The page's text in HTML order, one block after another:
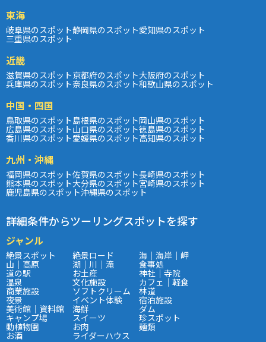
東海
岐阜県のスポット静岡県のスポット愛知県のスポット
三重県のスポット
近畿
滋賀県のスポット京都府のスポット大阪府のスポット
兵庫県のスポット奈良県のスポット和歌山県のスポット
中国・四国
鳥取県のスポット島根県のスポット岡山県のスポット
広島県のスポット山口県のスポット徳島県のスポット
香川県のスポット愛媛県のスポット高知県のスポット
九州・沖縄
福岡県のスポット佐賀県のスポット長崎県のスポット
熊本県のスポット大分県のスポット宮崎県のスポット
鹿児島県のスポット沖縄県のスポット
詳細条件からツーリングスポットを探す
ジャンル
絶景スポット 絶景ロード 海｜海岸｜岬
山｜高原 湖｜川｜滝 食事処
道の駅 お土産 神社｜寺院
温泉 文化施設 カフェ｜軽食
商業施設 ソフトクリーム 林道
夜景 イベント体験 宿泊施設
美術館｜資料館 海鮮 ダム
キャンプ場 スイーツ 珍スポット
動植物園 お肉 麺類
お酒 ライダーハウス